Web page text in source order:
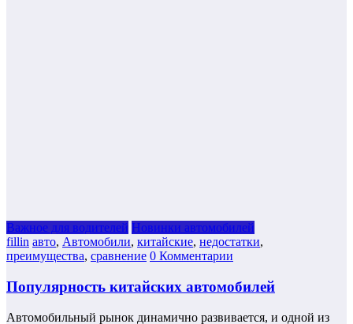
Важное для водителей Новинки автомобилей
fillin авто, Автомобили, китайские, недостатки,
преимущества, сравнение 0 Комментарии
Популярность китайских автомобилей
Автомобильный рынок динамично развивается, и одной из